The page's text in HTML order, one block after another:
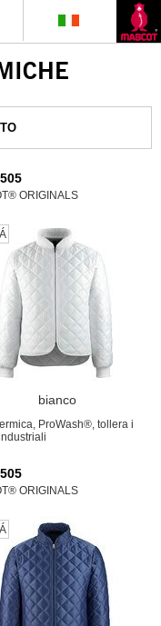
ORIGINALS
bianco
ProWash®, tollera i
ORIGINALS